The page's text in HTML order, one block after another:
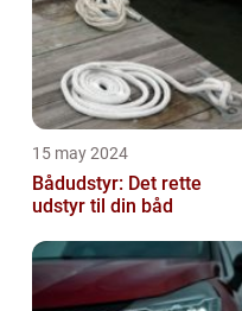
15 may 2024
Bådudstyr: Det rette
udstyr til din båd